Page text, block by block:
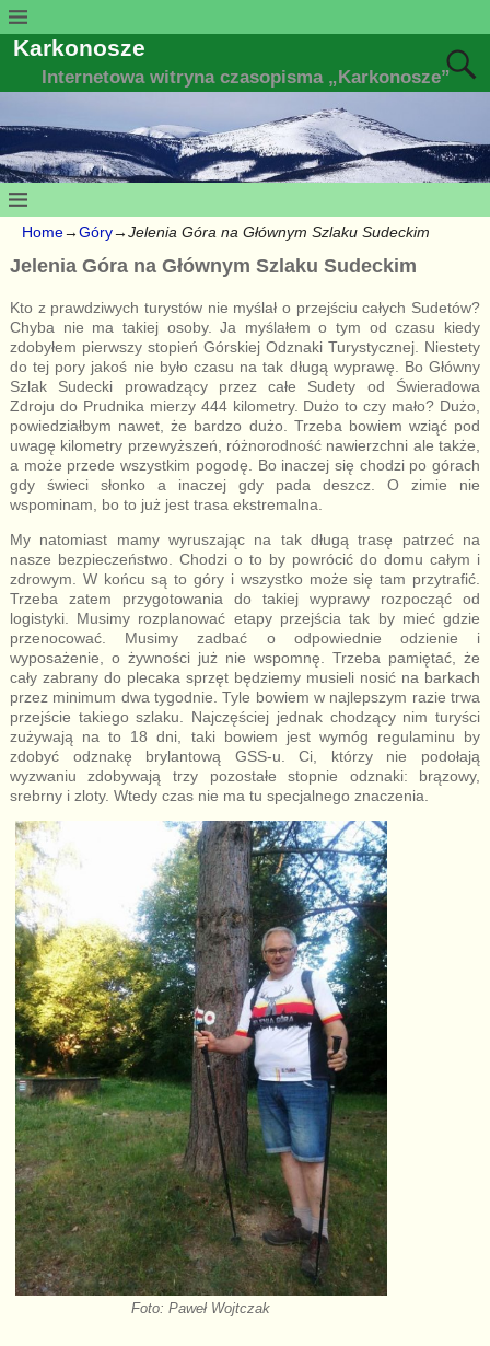
Karkonosze
Internetowa witryna czasopisma „Karkonosze”
Home→Góry→Jelenia Góra na Głównym Szlaku Sudeckim
Jelenia Góra na Głównym Szlaku Sudeckim
Kto z prawdziwych turystów nie myślał o przejściu całych Sudetów?
Chyba nie ma takiej osoby. Ja myślałem o tym od czasu kiedy
zdobyłem pierwszy stopień Górskiej Odznaki Turystycznej. Niestety
do tej pory jakoś nie było czasu na tak długą wyprawę. Bo Główny
Szlak Sudecki prowadzący przez całe Sudety od Świeradowa
Zdroju do Prudnika mierzy 444 kilometry. Dużo to czy mało? Dużo,
powiedziałbym nawet, że bardzo dużo. Trzeba bowiem wziąć pod
uwagę kilometry przewyższeń, różnorodność nawierzchni ale także,
a może przede wszystkim pogodę. Bo inaczej się chodzi po górach
gdy świeci słonko a inaczej gdy pada deszcz. O zimie nie
wspominam, bo to już jest trasa ekstremalna.
My natomiast mamy wyruszając na tak długą trasę patrzeć na
nasze bezpieczeństwo. Chodzi o to by powrócić do domu całym i
zdrowym. W końcu są to góry i wszystko może się tam przytrafić.
Trzeba zatem przygotowania do takiej wyprawy rozpocząć od
logistyki. Musimy rozplanować etapy przejścia tak by mieć gdzie
przenocować. Musimy zadbać o odpowiednie odzienie i
wyposażenie, o żywności już nie wspomnę. Trzeba pamiętać, że
cały zabrany do plecaka sprzęt będziemy musieli nosić na barkach
przez minimum dwa tygodnie. Tyle bowiem w najlepszym razie trwa
przejście takiego szlaku. Najczęściej jednak chodzący nim turyści
zużywają na to 18 dni, taki bowiem jest wymóg regulaminu by
zdobyć odznakę brylantową GSS-u. Ci, którzy nie podołają
wyzwaniu zdobywają trzy pozostałe stopnie odznaki: brązowy,
srebrny i zloty. Wtedy czas nie ma tu specjalnego znaczenia.
Foto: Paweł Wojtczak